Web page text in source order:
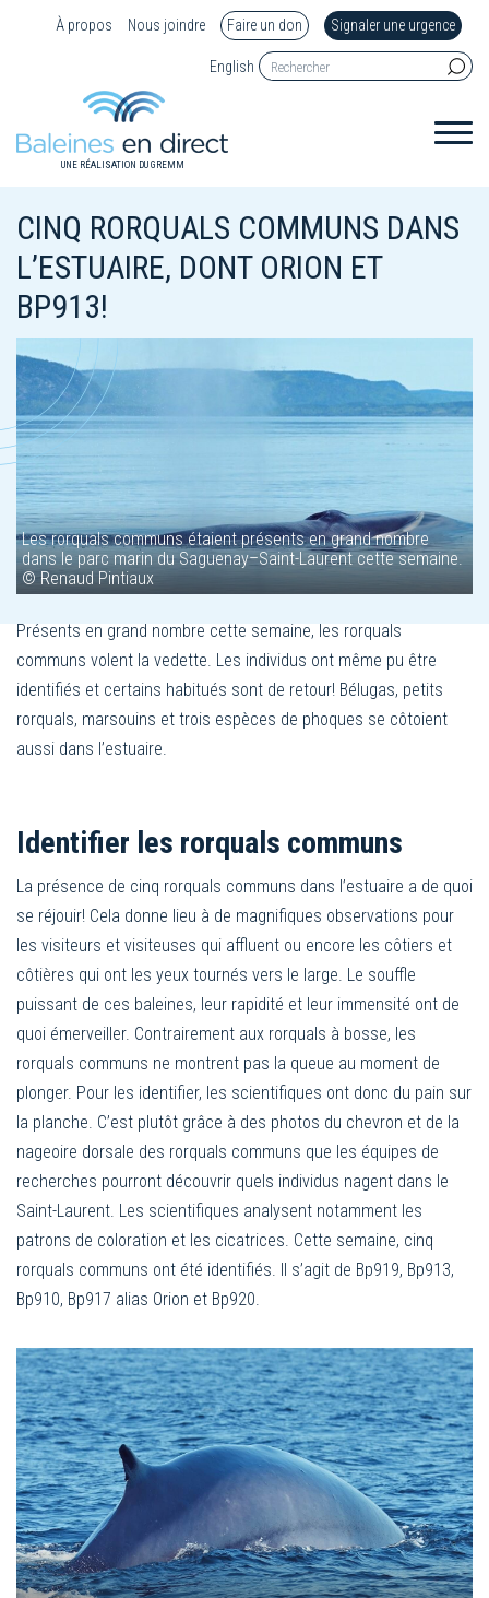
À propos Nous joindre Faire un don Signaler une urgence
English
UNE RÉALISATION DU GREMM
CINQ RORQUALS COMMUNS DANS
L’ESTUAIRE, DONT ORION ET
BP913!
Les rorquals communs étaient présents en grand nombre
dans le parc marin du Saguenay–Saint-Laurent cette semaine.
© Renaud Pintiaux
Présents en grand nombre cette semaine, les rorquals
communs volent la vedette. Les individus ont même pu être
identifiés et certains habitués sont de retour! Bélugas, petits
rorquals, marsouins et trois espèces de phoques se côtoient
aussi dans l’estuaire.
Identifier les rorquals communs
La présence de cinq rorquals communs dans l’estuaire a de quoi
se réjouir! Cela donne lieu à de magnifiques observations pour
les visiteurs et visiteuses qui affluent ou encore les côtiers et
côtières qui ont les yeux tournés vers le large. Le souffle
puissant de ces baleines, leur rapidité et leur immensité ont de
quoi émerveiller. Contrairement aux rorquals à bosse, les
rorquals communs ne montrent pas la queue au moment de
plonger. Pour les identifier, les scientifiques ont donc du pain sur
la planche. C’est plutôt grâce à des photos du chevron et de la
nageoire dorsale des rorquals communs que les équipes de
recherches pourront découvrir quels individus nagent dans le
Saint-Laurent. Les scientifiques analysent notamment les
patrons de coloration et les cicatrices. Cette semaine, cinq
rorquals communs ont été identifiés. Il s’agit de Bp919, Bp913,
Bp910, Bp917 alias Orion et Bp920.